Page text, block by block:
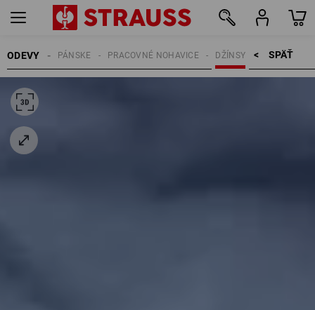
ODEVY SPÄŤ    >
DŽÍNSY
PRACOVNÉ NOHAVICE
PÁNSKE